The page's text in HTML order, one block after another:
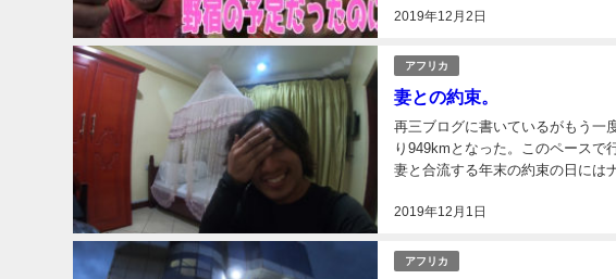
2019年12月2日
アフリカ
妻との約束。
2019年12月1日
再三ブログに書いているがもう一度。 妻と合流する場所はケニアのナイロビ。ナイロ
り949kmとなった。このペースで
妻と合流する年末の約束の日には
自身...
アフリカ